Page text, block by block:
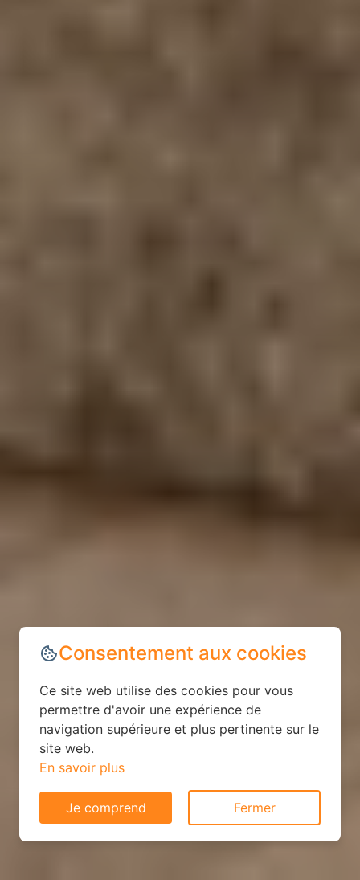
Consentement aux cookies
Ce site web utilise des cookies pour vous
permettre d'avoir une expérience de
navigation supérieure et plus pertinente sur le
site web.
En savoir plus
Je comprend Fermer